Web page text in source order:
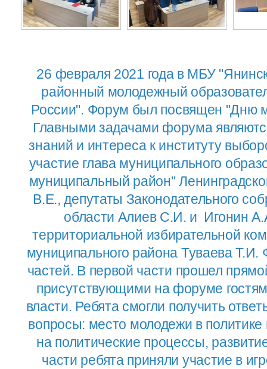
26 февраля 2021 года в МБУ
районный молодежный
России". Форум был посвящен "Дню
Главными задачами форума
знаний и интереса к институту
участие глава муниципального
муниципальный район"
В.Е., депутаты Законодательного
области Алиев С.И. и Игонин
территориальной избирательной
муниципального района Туваева Т.И.
частей. В первой части прошел
присутствующими на форуме
власти. Ребята смогли получить
вопросы: место молодежи в политике
на политические процессы,
части ребята приняли участие в